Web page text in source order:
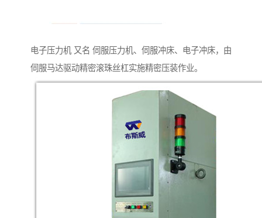
电子压力机 又名 伺服压力机、伺服冲床、电子冲床，由
伺服马达驱动精密滚珠丝杠实施精密压装作业。